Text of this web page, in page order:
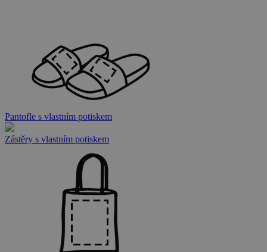
Pantofle s vlastním potiskem
Zástěry s vlastním potiskem